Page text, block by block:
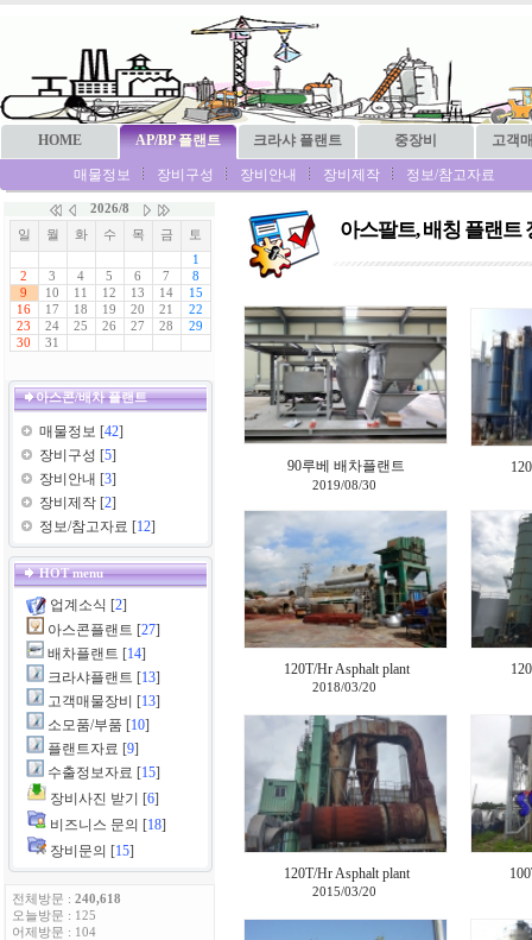
HOME AP/BP 플랜트 크라샤 플랜트 중장비 고객
매물정보 장비구성 장비안내 장비제작 정보/참고자료
아스콘/배차 플랜트
매물정보 [42]
장비구성 [5]
장비안내 [3]
장비제작[2]
정보/참고자료 [12]
HOT menu
업계소식 [2]
아스콘플랜트 [27]
배차플랜트 [14]
크라샤플랜트 [13]
고객매물장비 [13]
소모품/부품 [10]
플랜트자료 [9]
수출정보자료 [15]
장비사진 받기 [6]
비즈니스 문의 [18]
장비문의 [15]
전체방문 : 240,618
오늘방문 : 125
어제방문 : 104
아스팔트, 배칭 플랜트
90루베 배차플랜트
2019/08/30
120T/Hr Asphalt plant
2018/03/20
120T/Hr Asphalt plant
2015/03/20